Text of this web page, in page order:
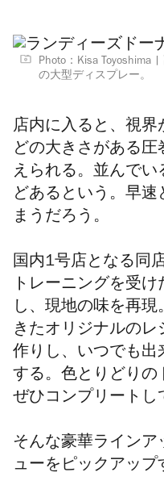
Photo：Kisa Toyoshima
の大型ディスプレー。
店内に入ると、視界
どの大きさがある
えられる。並んで
どあるという。早速
まうだろう。
国内1号店となる同
トレーニングを受
し、現地の味を再現
きたオリジナルの
作りし、 いつでも出
する。 色とりどりの
ぜひコンプリートし
そんな豪華ラインア
ューをピックアップ